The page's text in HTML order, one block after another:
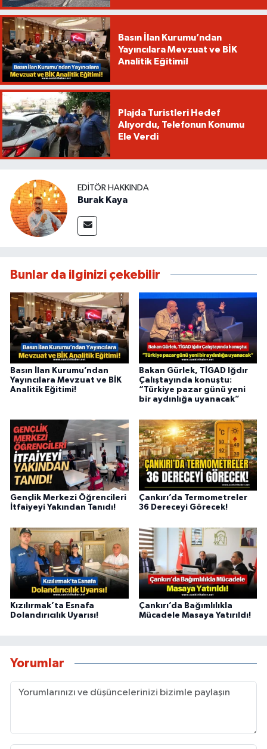
Basın İlan Kurumu’ndan
Yayıncılara Mevzuat ve BİK
Analitik Eğitimi!
Plajda Turistleri Hedef
Alıyordu, Telefonun Konumu
Ele Verdi
EDITÖR HAKKINDA
Burak Kaya
Bunlar da ilginizi çekebilir
Basın İlan Kurumu’ndan
Yayıncılara Mevzuat ve BİK
Analitik Eğitimi!
Bakan Gürlek, TİGAD Iğdır
Çalıştayında konuştu:
“Türkiye pazar günü yeni
bir aydınlığa uyanacak”
Gençlik Merkezi Öğrencileri
İtfaiyeyi Yakından Tanıdı!
Çankırı’da Termometreler
36 Dereceyi Görecek!
Kızılırmak’ta Esnafa
Dolandırıcılık Uyarısı!
Çankırı’da Bağımlılıkla
Mücadele Masaya Yatırıldı!
Yorumlar